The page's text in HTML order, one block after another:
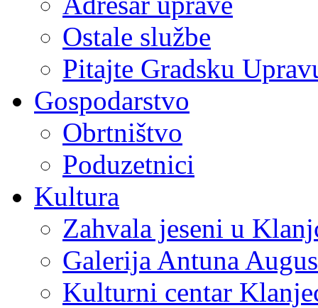
Ostale službe
Pitajte Gradsku
Gospodarstvo
Obrtništvo
Poduzetnici
Kultura
Zahvala jeseni u
Galerija Antuna
Kulturni centar